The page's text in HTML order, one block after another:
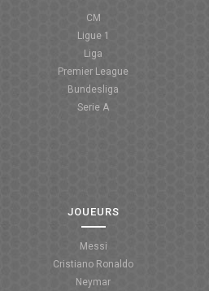
CM
Ligue 1
Liga
Premier League
Bundesliga
Serie A
JOUEURS
Messi
Cristiano Ronaldo
Neymar